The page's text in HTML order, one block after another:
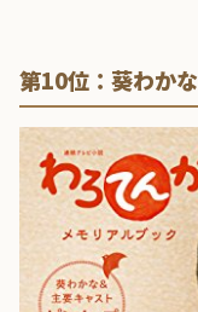
第10位：葵わかな